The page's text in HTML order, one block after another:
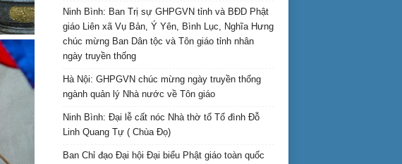
Ninh Bình: Ban Trị sự GHPGVN tỉnh và BĐD Phật
giáo Liên xã Vụ Bản, Ý Yên, Bình Lục, Nghĩa Hưng
chúc mừng Ban Dân tộc và Tôn giáo tỉnh nhân
ngày truyền thống
Hà Nội: GHPGVN chúc mừng ngày truyền thống
ngành quản lý Nhà nước về Tôn giáo
Ninh Bình: Đại lễ cất nóc Nhà thờ tổ Tổ đình Đỗ
Linh Quang Tự ( Chùa Đọ)
Ban Chỉ đạo Đại hội Đại biểu Phật giáo toàn quốc